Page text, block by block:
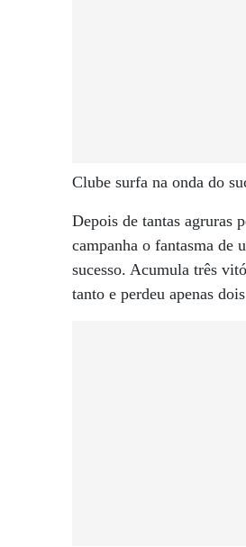
Clube surfa na onda do
Depois de tantas agruras
campanha o fantasma de
sucesso. Acumula três
tanto e perdeu apenas